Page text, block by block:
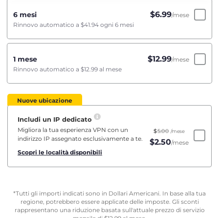
6 mesi $6.99/mese
Rinnovo automatico a $41.94 ogni 6 mesi
1 mese $12.99/mese
Rinnovo automatico a $12.99 al mese
Nuove ubicazione
Includi un IP dedicato
Migliora la tua esperienza VPN con un
indirizzo IP assegnato esclusivamente a te.
Scopri le località disponibili
$5.00 /mese
$2.50/mese
*Tutti gli importi indicati sono in Dollari Americani. In base alla tua
regione, potrebbero essere applicate delle imposte. Gli sconti
rappresentano una riduzione basata sull'attuale prezzo di servizio